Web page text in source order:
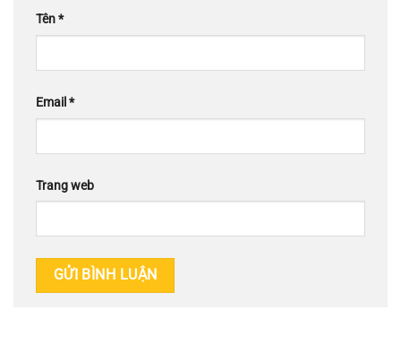
Tên*
Email *
Trang web